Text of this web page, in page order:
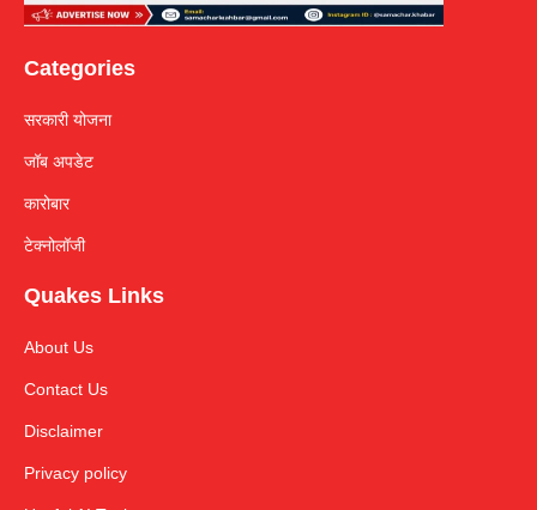
Categories
सरकारी योजना
जॉब अपडेट
कारोबार
टेक्नोलॉजी
Quakes Links
About Us
Contact Us
Disclaimer
Privacy policy